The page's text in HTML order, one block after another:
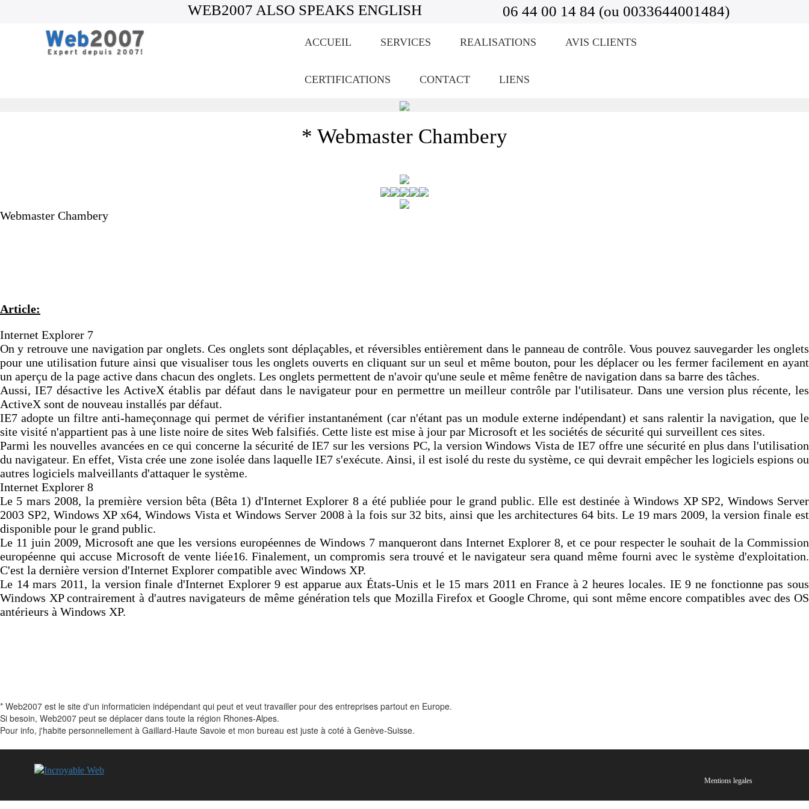
WEB2007 ALSO SPEAKS ENGLISH 06 44 00 14 84 (ou 0033644001484)
ACCUEIL SERVICES REALISATIONS AVIS CLIENTS
CERTIFICATIONS CONTACT LIENS
* Webmaster Chambery
Webmaster Chambery
Article:
Internet Explorer 7
On y retrouve une navigation par onglets. Ces onglets sont déplaçables, et réversibles entièrement dans le panneau de contrôle. Vous pouvez sauvegarder les onglets
pour une utilisation future ainsi que visualiser tous les onglets ouverts en cliquant sur un seul et même bouton, pour les déplacer ou les fermer facilement en ayant
un aperçu de la page active dans chacun des onglets. Les onglets permettent de n'avoir qu'une seule et même fenêtre de navigation dans sa barre des tâches.
Aussi, IE7 désactive les ActiveX établis par défaut dans le navigateur pour en permettre un meilleur contrôle par l'utilisateur. Dans une version plus récente, les
ActiveX sont de nouveau installés par défaut.
IE7 adopte un filtre anti-hameçonnage qui permet de vérifier instantanément (car n'étant pas un module externe indépendant) et sans ralentir la navigation, que le
site visité n'appartient pas à une liste noire de sites Web falsifiés. Cette liste est mise à jour par Microsoft et les sociétés de sécurité qui surveillent ces sites.
Parmi les nouvelles avancées en ce qui concerne la sécurité de IE7 sur les versions PC, la version Windows Vista de IE7 offre une sécurité en plus dans l'utilisation
du navigateur. En effet, Vista crée une zone isolée dans laquelle IE7 s'exécute. Ainsi, il est isolé du reste du système, ce qui devrait empêcher les logiciels espions ou
autres logiciels malveillants d'attaquer le système.
Internet Explorer 8
Le 5 mars 2008, la première version bêta (Bêta 1) d'Internet Explorer 8 a été publiée pour le grand public. Elle est destinée à Windows XP SP2, Windows Server
2003 SP2, Windows XP x64, Windows Vista et Windows Server 2008 à la fois sur 32 bits, ainsi que les architectures 64 bits. Le 19 mars 2009, la version finale est
disponible pour le grand public.
Le 11 juin 2009, Microsoft ane que les versions européennes de Windows 7 manqueront dans Internet Explorer 8, et ce pour respecter le souhait de la Commission
européenne qui accuse Microsoft de vente liée16. Finalement, un compromis sera trouvé et le navigateur sera quand même fourni avec le système d'exploitation.
C'est la dernière version d'Internet Explorer compatible avec Windows XP.
Le 14 mars 2011, la version finale d'Internet Explorer 9 est apparue aux États-Unis et le 15 mars 2011 en France à 2 heures locales. IE 9 ne fonctionne pas sous
Windows XP contrairement à d'autres navigateurs de même génération tels que Mozilla Firefox et Google Chrome, qui sont même encore compatibles avec des OS
antérieurs à Windows XP.
* Web2007 est le site d'un informaticien indépendant qui peut et veut travailler pour des entreprises partout en Europe.
Si besoin, Web2007 peut se déplacer dans toute la région Rhones-Alpes.
Pour info, j'habite personnellement à Gaillard-Haute Savoie et mon bureau est juste à coté à Genève-Suisse.
Mentions legales